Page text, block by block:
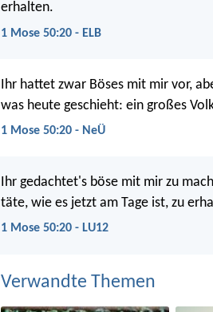
erhalten.
1 Mose 50:20 - ELB
Ihr hattet zwar Böses mit mir vor,
was heute geschieht: ein großes
1 Mose 50:20 - NeÜ
Ihr gedachtet's böse mit mir zu
täte, wie es jetzt am Tage ist, zu
1 Mose 50:20 - LU12
Verwandte Themen